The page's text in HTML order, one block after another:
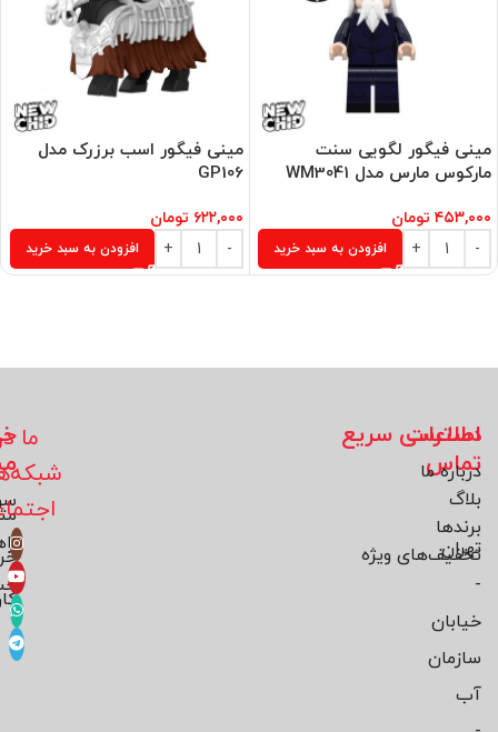
مینی فیگور لگویی سنت
مارکوس مارس مدل WM3041
۴۵۳,۰۰۰ تومان
افزودن به سبد خرید
مینی فیگور اسب برزرک مدل
GP106
۶۲۲,۰۰۰ تومان
افزودن به سبد خرید
اطلاعات
تماس
تهران
-
خیابان
سازمان
آب
دسترسی سریع
درباره ما
بلاگ
برند‌ها
تخفیف‌های ویژه
ما